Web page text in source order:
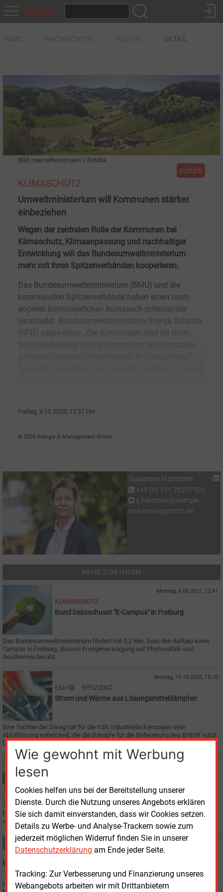
DETAIL
Wie gewohnt mit Werbung
lesen
Cookies helfen uns bei der Bereitstellung unserer
Dienste. Durch die Nutzung unseres Angebots erklären
Sie sich damit einverstanden, dass wir Cookies setzen.
Details zu Werbe- und Analyse-Trackern sowie zum
jederzeit möglichen Widerruf finden Sie in unserer
Datenschutzerklärung am Ende jeder Seite.
Tracking: Zur Verbesserung und Finanzierung unseres
Webangebots arbeiten wir mit Drittanbietern
Bild: marcelheinzmann / Fotolia
zurück
KLIMASCHUTZ
Umweltministerium will Kommunen stärker
einbeziehen
Wegen der zentralen Rolle der Kommunen bei
Klimaschutz, Klimaanpassung und nachhaltiger
Entwicklung will das Bundesumweltministerium
mehr mit ihren Spitzenverbänden kooperieren.
Das Bundesumweltministerium (BMU) und die
kommunalen Spitzenverbände haben einen noch
engeren kontinuierlichen Austausch miteinander
verabredet. Bundesumweltministerin Svenja Schulze
(SPD) sagte dazu: „Die Kommunen sind für mich
Freitag, 9.10.2020, 12:57 Uhr
© 2026 Energie & Management GmbH
Susanne Harmsen
+49 (0) 151 28207503
s.harmsen@energie-
und-management.de
MEHR ZUM THEMA
Montag, 6.09.2021, 12:41
KLIMASCHUTZ
Bund bezuschusst "E-Campus" in Freiburg
Das Bundesumweltministerium fördert mit 5,2 Mio. Euro den Aufbau eines
Campus in Freiburg, dessen Energieversorgung auf Photovoltaik und
Geothermie beruht.
Montag, 19.10.2020, 15:10
E&M EFFIZIENZ
Strom und Wärme aus Lösungsmitteldämpfen
Eine Tochter der Steag hat für die KSK Industrielackierungen eine
Abluftlösung entwickelt, die die Dämpfe für die Befeuerung des BHKW nutzt.
Das spart Energie und entlastet die Umwelt.
Donnerstag, 15.10.2020, 10:36
Elf Länder haben dazu aufgerufen, das von der EU-Kommission
vorgeschlagene Klimaziel von 55
Dienstag, 13.10.2020, 12:40
BAYERN